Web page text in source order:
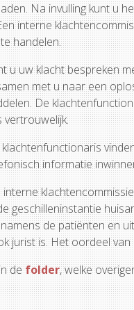
Na invulling kunt u
interne
handelen.
uw klacht bespreken
met u naar een
De
informatie
geschilleninstantie
de patiënten en
jurist is. Het oordeel
defolder, welke